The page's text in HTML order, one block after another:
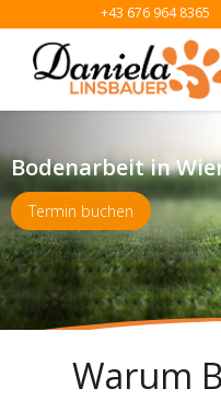
+43 676 964 8365
Bodenarbeit in
Termin buchen
Warum